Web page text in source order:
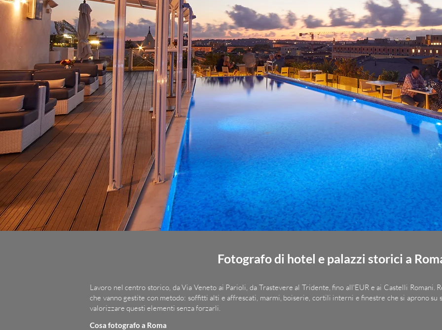
Fotografo di hotel e palazzi storici a
Lavoro nel centro storico, da Via Veneto ai Parioli, da Trastevere al Tridente, fino all'EUR e ai Castelli Romani.
che vanno gestite con metodo: soffitti alti e affrescati, marmi, boiserie, cortili interni e finestre che si aprono
valorizzare questi elementi senza forzarli.
Cosa fotografo a Roma